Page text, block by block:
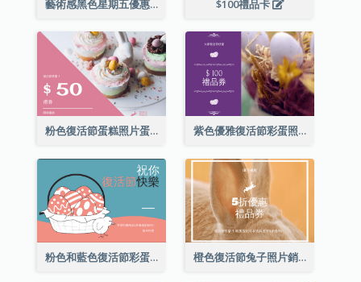
藝術感黑色星期五優惠券 $100禮品卡
粉色復活節蛋糕照片蛋糕店禮品卡 紫色優雅復活節彩蛋照片禮品卡
粉色和藍色復活節彩蛋銷售禮品卡 橙色復活節兔子照片銷售禮品卡